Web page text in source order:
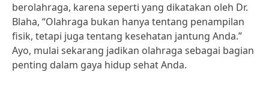
berolahraga, karena seperti yang dikatakan oleh Dr.
Blaha, “Olahraga bukan hanya tentang penampilan
fisik, tetapi juga tentang kesehatan jantung Anda.”
Ayo, mulai sekarang jadikan olahraga sebagai bagian
penting dalam gaya hidup sehat Anda.